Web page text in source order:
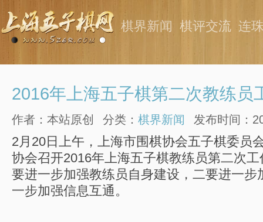
棋界新闻 棋评交流 连
2016年上海五子棋第二次教练员
作者：本站原创 分类： 棋界新闻 发布时间：
2月20日上午，上海市围棋协会五子棋委员
协会召开2016年上海五子棋教练员第二次
要进一步加强教练员自身建设，二要进一步
一步加强信息互通。